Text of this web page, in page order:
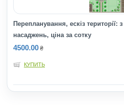
Перепланування, ескіз території:
насаджень, ціна за сотку
4500.00 ₴
КУПИТЬ